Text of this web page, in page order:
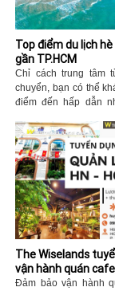
Top điểm du lịch
gần TP.HCM
Chỉ cách trung tâm
chuyển, bạn có thể
điểm đến hấp dẫn
bình cho kỳ nghỉ
xanh mát với rừng
Bà Đen hùng vĩ với
đẹp, hay miền Tây
chất miệt vườn. Mỗi
mang một vẻ đẹp
cho cả nghỉ dưỡng,
nhiên và “chữa
ngày làm việc căng
The Wiselands
vận hành quán
HCM
Đảm bảo vận hành